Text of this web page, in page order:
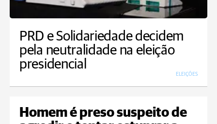
PRD e Solidariedade decidem
pela neutralidade na eleição
presidencial
ELEIÇÕES
Homem é preso suspeito de